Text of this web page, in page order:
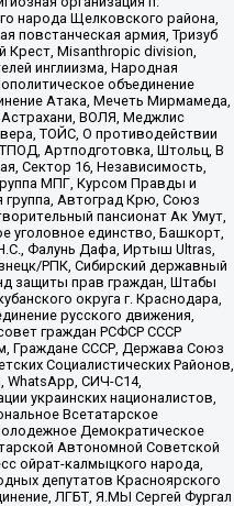
народа Щелковского района,
повстанческая армия, Тризуб
Misanthropic division,
инглиизма, Народная
объединение
Атака, Мечеть Мирмамеда,
Астрахани, ВОЛЯ, Меджлис
ТОЙС, О противодействии
Артподготовка, Штольц, В
Сектор 16, Независимость,
МПГ, Курсом Правды и
группа, Автоград Крю, Союз
пансионат Ак Умут,
уголовное единство, Башкорт,
Фалунь Дафа, Иртыш Ultras,
РПК, Сибирский державный
защиты прав граждан, Штабы
округа г. Краснодара,
русского движения,
граждан РСФСР СССР
Граждане СССР, Держава Союз
Социалистических Районов,
WhatsApp, СИЧ-С14,
украинских националистов,
Всетатарское
Демократическое
Автономной Советской
ойрат-калмыцкого народа,
депутатов Красноярского
ЛГБТ, Я.МЫ Сергей Фургал